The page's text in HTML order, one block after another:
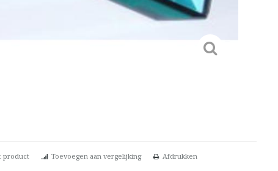
product Toevoegen aan vergelijking Afdrukken